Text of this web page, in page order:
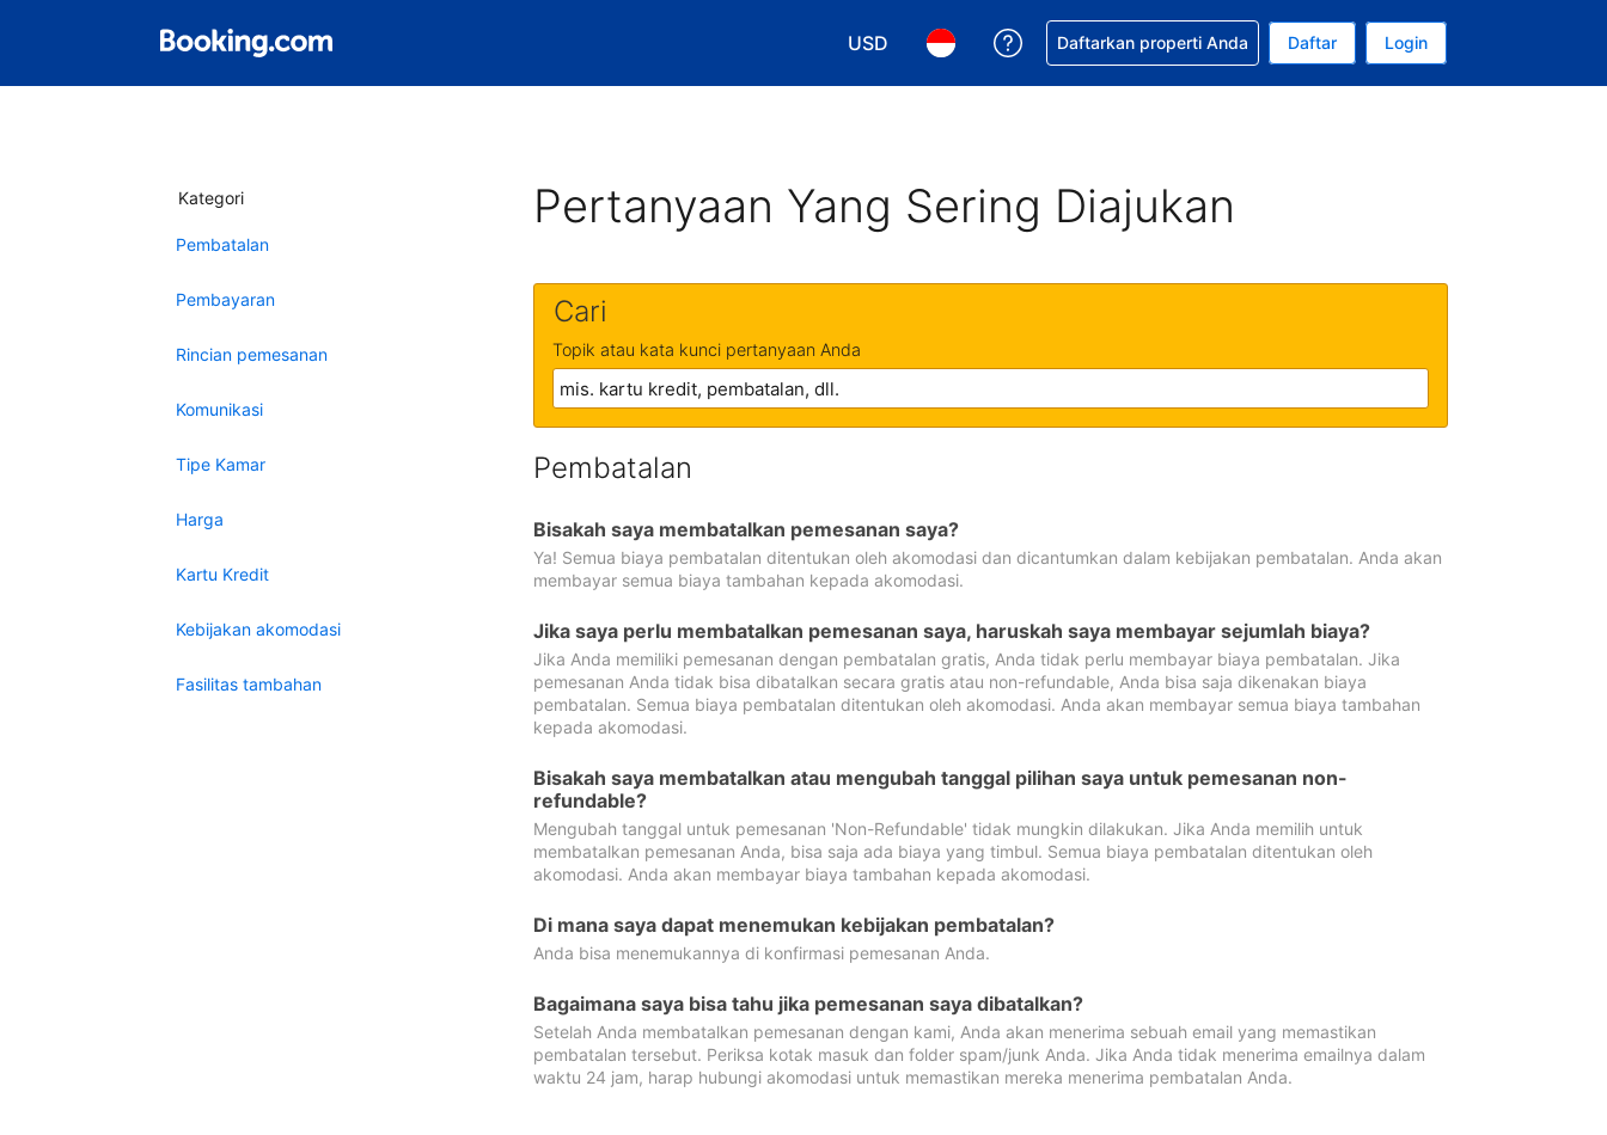
USD
Pilih mata uang Anda. Mata uang Anda saat ini adalah Dolar Amerika Serikat
Pilih bahasa Anda. Bahasa Anda saat ini adalah Bahasa Indonesia
Dapatkan bantuan untuk pemesanan Anda
Daftarkan properti Anda Daftar Login
Kategori
Pembatalan
Pembayaran
Rincian pemesanan
Komunikasi
Tipe Kamar
Harga
Kartu Kredit
Kebijakan akomodasi
Fasilitas tambahan
Pertanyaan Yang Sering Diajukan
Cari
Topik atau kata kunci pertanyaan Anda
Pembatalan
Bisakah saya membatalkan pemesanan saya?
Ya! Semua biaya pembatalan ditentukan oleh akomodasi dan dicantumkan dalam kebijakan pembatalan. Anda akan
membayar semua biaya tambahan kepada akomodasi.
Jika saya perlu membatalkan pemesanan saya, haruskah saya membayar sejumlah biaya?
Jika Anda memiliki pemesanan dengan pembatalan gratis, Anda tidak perlu membayar biaya pembatalan. Jika
pemesanan Anda tidak bisa dibatalkan secara gratis atau non-refundable, Anda bisa saja dikenakan biaya
pembatalan. Semua biaya pembatalan ditentukan oleh akomodasi. Anda akan membayar semua biaya tambahan
kepada akomodasi.
Bisakah saya membatalkan atau mengubah tanggal pilihan saya untuk pemesanan non-
refundable?
Mengubah tanggal untuk pemesanan 'Non-Refundable' tidak mungkin dilakukan. Jika Anda memilih untuk
membatalkan pemesanan Anda, bisa saja ada biaya yang timbul. Semua biaya pembatalan ditentukan oleh
akomodasi. Anda akan membayar biaya tambahan kepada akomodasi.
Di mana saya dapat menemukan kebijakan pembatalan?
Anda bisa menemukannya di konfirmasi pemesanan Anda.
Bagaimana saya bisa tahu jika pemesanan saya dibatalkan?
Setelah Anda membatalkan pemesanan dengan kami, Anda akan menerima sebuah email yang memastikan
pembatalan tersebut. Periksa kotak masuk dan folder spam/junk Anda. Jika Anda tidak menerima emailnya dalam
waktu 24 jam, harap hubungi akomodasi untuk memastikan mereka menerima pembatalan Anda.